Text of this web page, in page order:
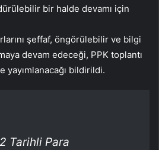
bir halde devamı için
şeffaf, öngörülebilir ve bilgi
devam edeceği, PPK toplantı
bildirildi.
Tarihli Para